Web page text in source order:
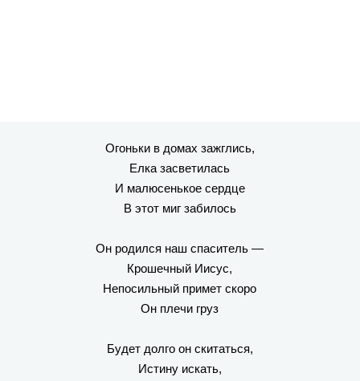
Огоньки в домах зажглись,
Елка засветилась
И малюсенькое сердце
В этот миг забилось
Он родился наш спаситель —
Крошечный Иисус,
Непосильный примет скоро
Он плечи груз
Будет долго он скитаться,
Истину искать,